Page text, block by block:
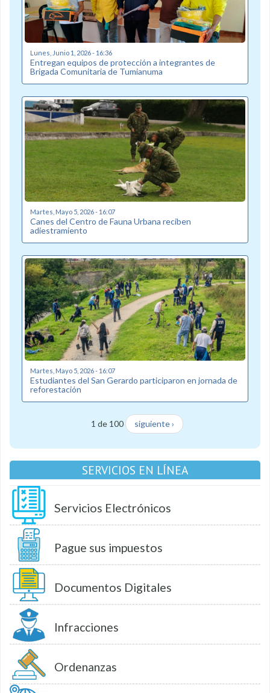
Lunes, Junio 1, 2026 - 16:36
Entregan equipos de protección a integrantes de
Brigada Comunitaria de Tumianuma
Martes, Mayo 5, 2026 - 16:07
Canes del Centro de Fauna Urbana reciben
adiestramiento
Martes, Mayo 5, 2026 - 16:07
Estudiantes del San Gerardo participaron en jornada de
reforestación
1 de 100 siguiente ›
SERVICIOS EN LÍNEA
Servicios Electrónicos
Pague sus impuestos
Documentos Digitales
Infracciones
Ordenanzas